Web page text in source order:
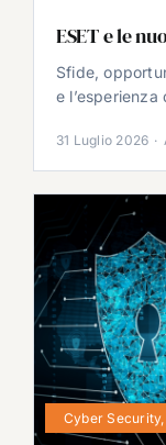
ESET e le
Sfide,
e l’esperienza
31 Luglio 2026 ·
Cyber Security,